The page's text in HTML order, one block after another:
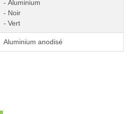
- Aluminium
- Noir
- Vert
Aluminium anodisé